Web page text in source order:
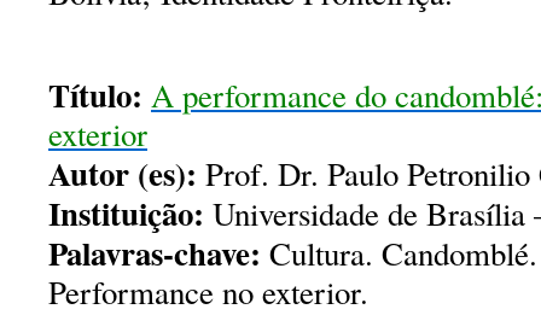
Título: A performance do
exterior
Autor (es): Prof. Dr. Paulo
Instituição: Universidade de Brasília
Palavras-chave: Cultura.
Performance no exterior.